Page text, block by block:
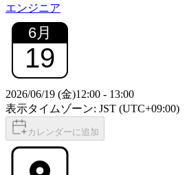
エンジニア
6月
19
2026/06/19 (金)12:00 - 13:00
表示タイムゾーン: JST (UTC+09:00)
カレンダーに追加